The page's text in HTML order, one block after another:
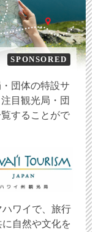
SPONSORED
団体の特設サ
目観光局・団
することがで
ハワイで、旅行
に自然や文化を